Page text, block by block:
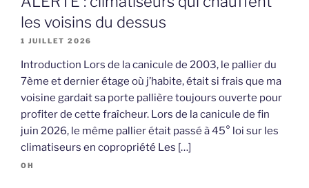
les voisins du dessus
1 JUILLET 2026
Introduction Lors de la canicule de 2003, le pallier du
7ème et dernier étage où j’habite, était si frais que ma
voisine gardait sa porte pallière toujours ouverte pour
profiter de cette fraîcheur. Lors de la canicule de fin
juin 2026, le même pallier était passé à 45° loi sur les
climatiseurs en copropriété Les […]
OH